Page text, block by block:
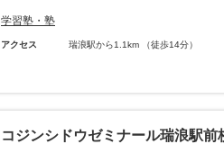
学習塾・塾
アクセス 瑞浪駅から1.1km （徒歩14分）
コジンシドウゼミナール瑞浪駅前